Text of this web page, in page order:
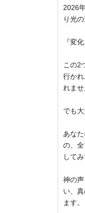
2026
り光
『変
この2
行か
れませ
でも
あな
の、
して
神の
い、
ます。